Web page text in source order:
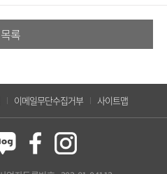
목록
이메일무단수집거부 사이트맵